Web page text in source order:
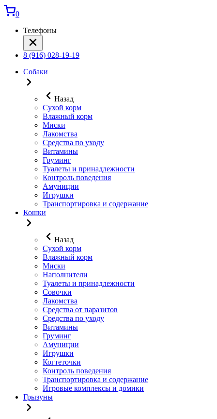
0
Телефоны
8 (916) 028-19-19
Собаки
Назад
Сухой корм
Влажный корм
Миски
Лакомства
Средства по уходу
Витамины
Груминг
Туалеты и принадлежности
Контроль поведения
Амуниции
Игрушки
Транспортировка и содержание
Кошки
Назад
Сухой корм
Влажный корм
Миски
Наполнители
Туалеты и принадлежности
Совочки
Лакомства
Средства от паразитов
Средства по уходу
Витамины
Груминг
Амуниции
Игрушки
Когтеточки
Контроль поведения
Транспортировка и содержание
Игровые комплексы и домики
Грызуны